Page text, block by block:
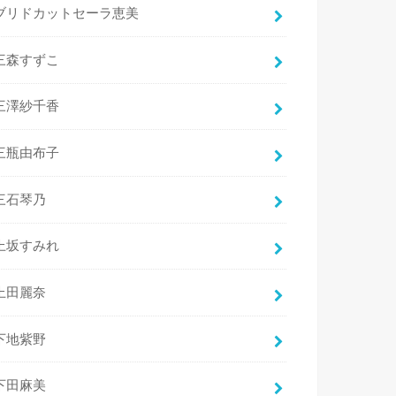
リドカットセーラ恵美
森すずこ
澤紗千香
瓶由布子
石琴乃
坂すみれ
上田麗奈
地紫野
田麻美